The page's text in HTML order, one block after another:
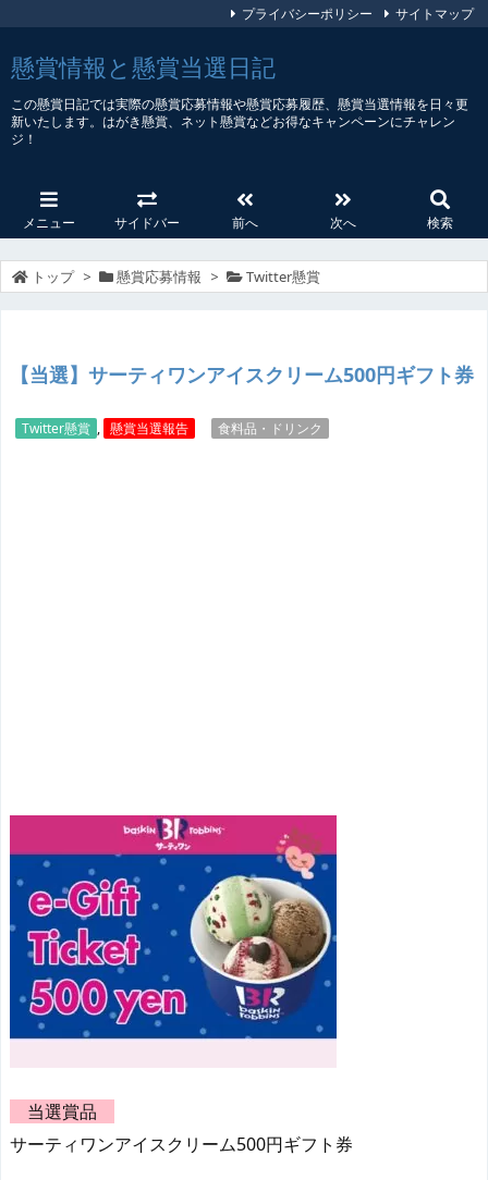
懸賞情報と懸賞当選日記
この懸賞日記では実際の懸賞応募情報や懸賞応募履歴、懸賞当選情報を日々更
新いたします。はがき懸賞、ネット懸賞などお得なキャンペーンにチャレン
ジ！
メニュー サイドバー 前へ 次へ 検索
プライバシーポリシー サイトマップ
トップ > 懸賞応募情報 > Twitter懸賞
【当選】サーティワンアイスクリーム500円ギフト券
Twitter懸賞 , 懸賞当選報告 食料品・ドリンク
当選賞品
サーティワンアイスクリーム500円ギフト券